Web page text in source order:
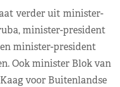
verder uit minister-
minister-president
minister-president
Ook minister Blok van
voor Buitenlandse